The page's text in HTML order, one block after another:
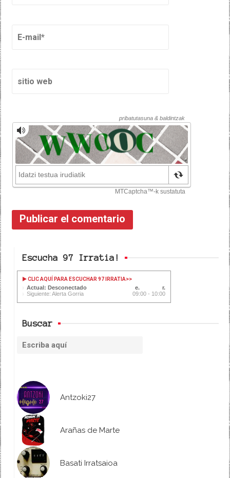
Escucha 97 Irratia!
CLIC AQUÍ PARA ESCUCHAR 97 IRRATIA>>
Actual: Desconectado
Siguiente: Alerta Gorria
09:00 - 10:00
Buscar
Antzoki27
Arañas de Marte
Basati Irratsaioa